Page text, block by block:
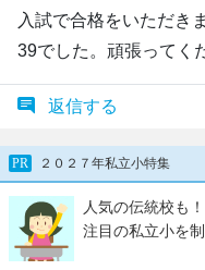
入試で合格をいただき
39でした。頑張ってく
返信する